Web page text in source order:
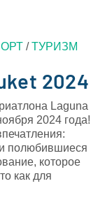
/ТУРИЗМ
2024
Laguna
2024 года!
полюбившиеся
которое
как для